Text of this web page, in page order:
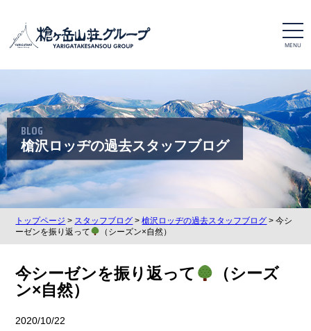
t
o
g
l
n
a
v
g
a
o
n
BLOG
槍沢ロッヂの過去スタッフブログ
トップページ > スタッフブログ >槍沢ロッヂの過去スタッフブログ > 今シ
ーゼンを振り返って
（シーズン×自然）
今シーゼンを振り返って
（シーズ
ン×自然）
2020/10/22